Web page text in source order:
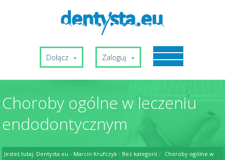
Dołącz Zaloguj
Choroby ogólne w leczeniu
endodontycznym
Jesteś tutaj: Dentysta.eu - Marcin Krufczyk / Bez kategorii /
Choroby ogólne w